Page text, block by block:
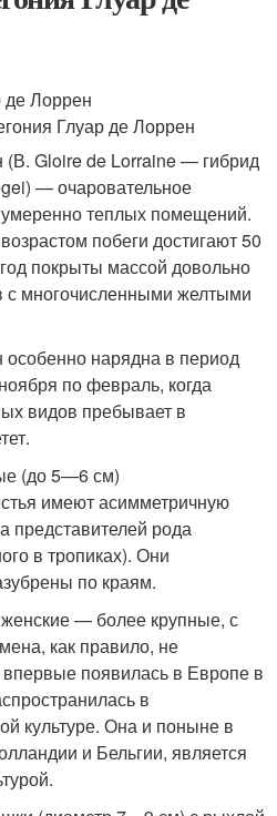
(В. Gloire de Lorraine — гибрид
— очаровательное
теплых помещений.
побеги достигают 50
покрыты массой довольно
с многочисленными желтыми
нарядна в период
по февраль, когда
видов пребывает в
(до 5—6 см)
имеют асимметричную
представителей рода
в тропиках). Они
по краям.
— более крупные, с
как правило, не
появилась в Европе в
в
культуре. Она и поныне в
и Бельгии, является